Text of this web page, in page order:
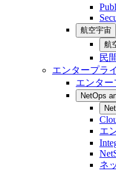
航空宇宙
航
民
エンタープラ
エンタ
NetOps
エ
ネ